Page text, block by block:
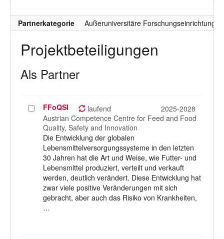
Partnerkategorie Außeruniversitäre Forschungseinrichtung
Projektbeteiligungen
Als Partner
Projekt
auswählen
FFoQSI laufend
2025-2028
Austrian Competence Centre for Feed and Food
Quality, Safety and Innovation
Die Entwicklung der globalen
Lebensmittelversorgungssysteme in den letzten
30 Jahren hat die Art und Weise, wie Futter- und
Lebensmittel produziert, verteilt und verkauft
werden, deutlich verändert. Diese Entwicklung hat
zwar viele positive Veränderungen mit sich
gebracht, aber auch das Risiko von Krankheiten,
…